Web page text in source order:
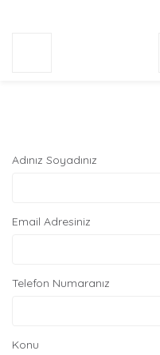
Adınız Soyadınız
Email Adresiniz
Telefon Numaranız
Konu